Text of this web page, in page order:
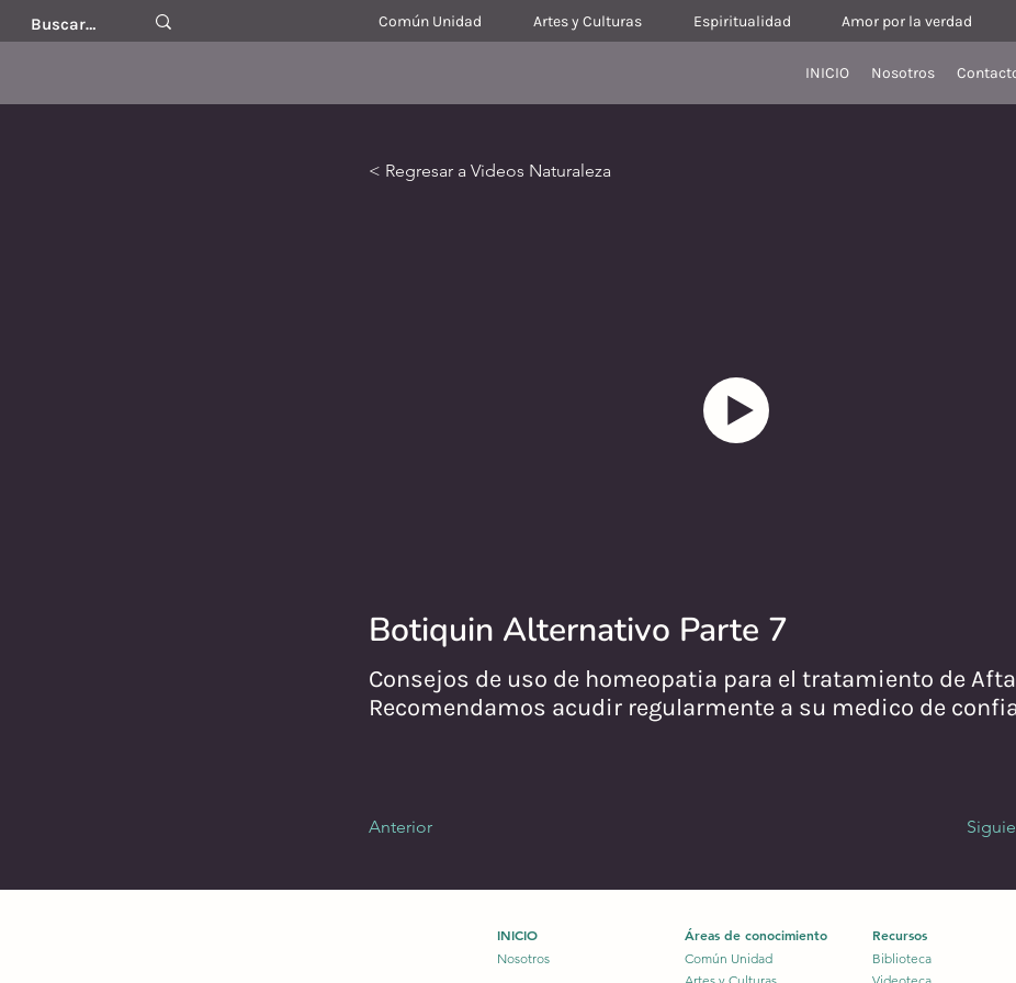
Común Unidad Artes y Culturas Espiritualidad Amor por la verdad
INICIO Nosotros
< Regresar a Videos Naturaleza
Botiquin Alternativo Parte 7
Consejos de uso de homeopatia para el tratamiento de
Recomendamos acudir regularmente a su medico de
Anterior
INICIO
Nosotros
Áreas de conocimiento
Común Unidad
Recursos
Biblioteca